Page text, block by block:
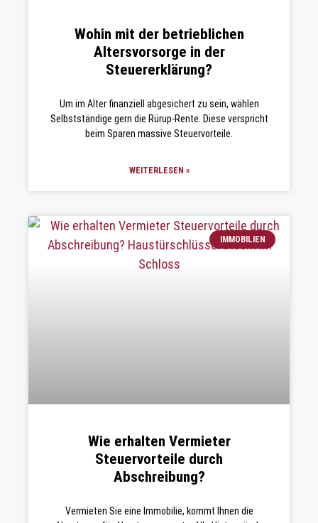
Wohin mit der betrieblichen
Altersvorsorge in der
Steuererklärung?
Um im Alter finanziell abgesichert zu sein, wählen
Selbstständige gern die Rürup-Rente. Diese verspricht
beim Sparen massive Steuervorteile.
WEITERLESEN »
IMMOBILIEN
Wie erhalten Vermieter
Steuervorteile durch
Abschreibung?
Vermieten Sie eine Immobilie, kommt Ihnen die